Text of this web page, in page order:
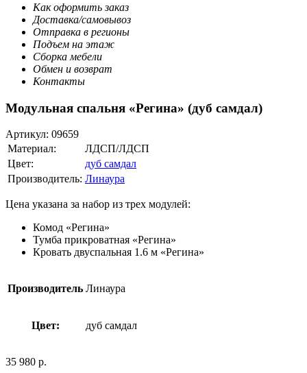
Как оформить заказ
Доставка/самовывоз
Отправка в регионы
Подъем на этаж
Сборка мебели
Обмен и возврат
Контакты
Модульная спальня «Регина» (дуб самдал)
Артикул: 09659
Материал:
ЛДСП/ЛДСП
Цвет:
дуб самдал
Производитель: Линаура
Цена указана за набор из трех модулей:
Комод «Регина»
Тумба прикроватная «Регина»
Кровать двуспальная 1.6 м «Регина»
Производитель Линаура
Цвет: дуб самдал
35 980 р.